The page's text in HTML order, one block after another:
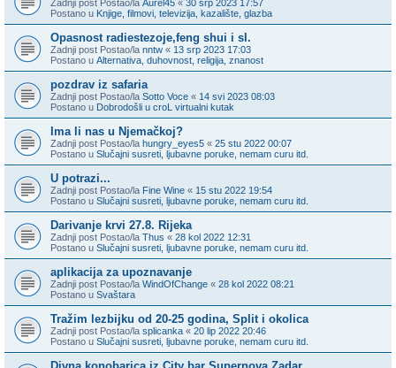
Zadnji post Postao/la Aurel45 « 30 srp 2023 17:57
Postano u Knjige, filmovi, televizija, kazalište, glazba
Opasnost radiestezoje,feng shui i sl.
Zadnji post Postao/la nntw « 13 srp 2023 17:03
Postano u Alternativa, duhovnost, religija, znanost
pozdrav iz safaria
Zadnji post Postao/la Sotto Voce « 14 svi 2023 08:03
Postano u Dobrodošli u croL virtualni kutak
Ima li nas u Njemačkoj?
Zadnji post Postao/la hungry_eyes5 « 25 stu 2022 00:07
Postano u Slučajni susreti, ljubavne poruke, nemam curu itd.
U potrazi...
Zadnji post Postao/la Fine Wine « 15 stu 2022 19:54
Postano u Slučajni susreti, ljubavne poruke, nemam curu itd.
Darivanje krvi 27.8. Rijeka
Zadnji post Postao/la Thus « 28 kol 2022 12:31
Postano u Slučajni susreti, ljubavne poruke, nemam curu itd.
aplikacija za upoznavanje
Zadnji post Postao/la WindOfChange « 28 kol 2022 08:21
Postano u Svaštara
Tražim lezbijku od 20-25 godina, Split i okolica
Zadnji post Postao/la splicanka « 20 lip 2022 20:46
Postano u Slučajni susreti, ljubavne poruke, nemam curu itd.
Divna konobarica iz City bar Supernova Zadar